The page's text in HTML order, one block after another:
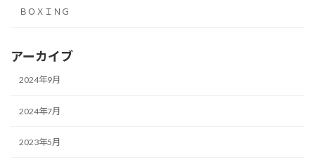
ＢＯＸＩＮＧ
アーカイブ
2024年9月
2024年7月
2023年5月